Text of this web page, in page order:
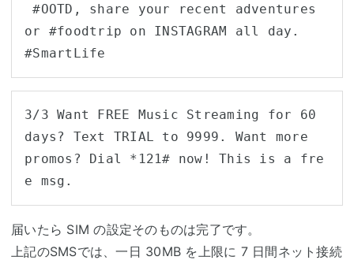
#OOTD, share your recent adventures
or #foodtrip on INSTAGRAM all day.
#SmartLife
3/3 Want FREE Music Streaming for 60
days? Text TRIAL to 9999. Want more
promos? Dial *121# now! This is a fre
e msg.
届いたら SIM の設定そのものは完了です。
上記のSMSでは、一日 30MB を上限に 7 日間ネット接続